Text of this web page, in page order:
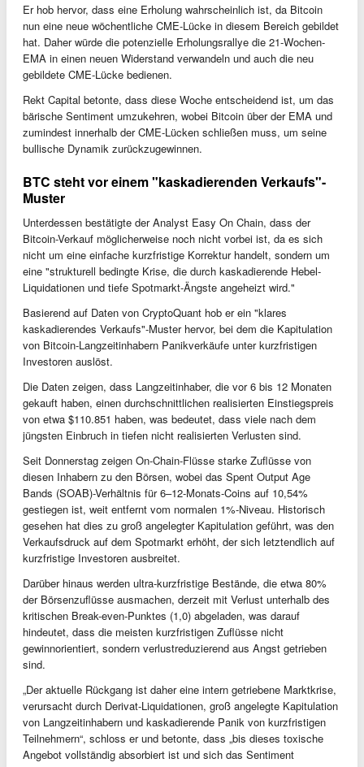
Er hob hervor, dass eine Erholung wahrscheinlich ist, da Bitcoin
nun eine neue wöchentliche CME-Lücke in diesem Bereich gebildet
hat. Daher würde die potenzielle Erholungsrallye die 21-Wochen-
EMA in einen neuen Widerstand verwandeln und auch die neu
gebildete CME-Lücke bedienen.
Rekt Capital betonte, dass diese Woche entscheidend ist, um das
bärische Sentiment umzukehren, wobei Bitcoin über der EMA und
zumindest innerhalb der CME-Lücken schließen muss, um seine
bullische Dynamik zurückzugewinnen.
BTC steht vor einem "kaskadierenden Verkaufs"-
Muster
Unterdessen bestätigte der Analyst Easy On Chain, dass der
Bitcoin-Verkauf möglicherweise noch nicht vorbei ist, da es sich
nicht um eine einfache kurzfristige Korrektur handelt, sondern um
eine "strukturell bedingte Krise, die durch kaskadierende Hebel-
Liquidationen und tiefe Spotmarkt-Ängste angeheizt wird."
Basierend auf Daten von CryptoQuant hob er ein "klares
kaskadierendes Verkaufs"-Muster hervor, bei dem die Kapitulation
von Bitcoin-Langzeitinhabern Panikverkäufe unter kurzfristigen
Investoren auslöst.
Die Daten zeigen, dass Langzeitinhaber, die vor 6 bis 12 Monaten
gekauft haben, einen durchschnittlichen realisierten Einstiegspreis
von etwa $110.851 haben, was bedeutet, dass viele nach dem
jüngsten Einbruch in tiefen nicht realisierten Verlusten sind.
Seit Donnerstag zeigen On-Chain-Flüsse starke Zuflüsse von
diesen Inhabern zu den Börsen, wobei das Spent Output Age
Bands (SOAB)-Verhältnis für 6–12-Monats-Coins auf 10,54%
gestiegen ist, weit entfernt vom normalen 1%-Niveau. Historisch
gesehen hat dies zu groß angelegter Kapitulation geführt, was den
Verkaufsdruck auf dem Spotmarkt erhöht, der sich letztendlich auf
kurzfristige Investoren ausbreitet.
Darüber hinaus werden ultra-kurzfristige Bestände, die etwa 80%
der Börsenzuflüsse ausmachen, derzeit mit Verlust unterhalb des
kritischen Break-even-Punktes (1,0) abgeladen, was darauf
hindeutet, dass die meisten kurzfristigen Zuflüsse nicht
gewinnorientiert, sondern verlustreduzierend aus Angst getrieben
sind.
„Der aktuelle Rückgang ist daher eine intern getriebene Marktkrise,
verursacht durch Derivat-Liquidationen, groß angelegte Kapitulation
von Langzeitinhabern und kaskadierende Panik von kurzfristigen
Teilnehmern“, schloss er und betonte, dass „bis dieses toxische
Angebot vollständig absorbiert ist und sich das Sentiment